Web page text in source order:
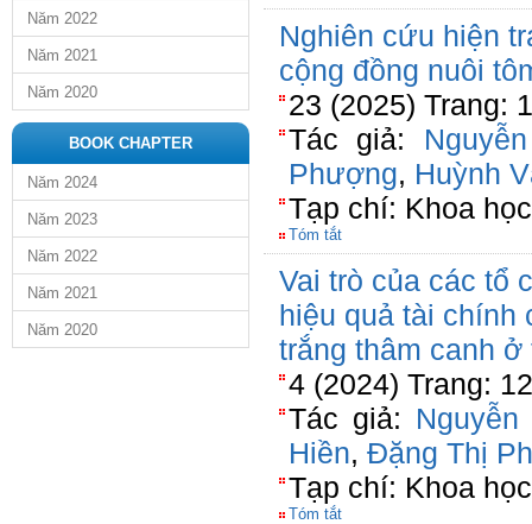
Năm 2022
Năm 2021
Năm 2020
BOOK CHAPTER
Năm 2024
Năm 2023
Năm 2022
Năm 2021
Năm 2020
Nghiên cứu hiện
cộng đồng nuôi
23 (2025) Trang:
Tác giả:
Phượng, Huỳnh
Tạp chí: Khoa
Tóm tắt
Vai trò của các tổ
hiệu quả tài chính
trắng thâm canh ở
4 (2024) Trang:
Tác giả:
Hiền, Đặng Thị
Tạp chí: Khoa
Tóm tắt